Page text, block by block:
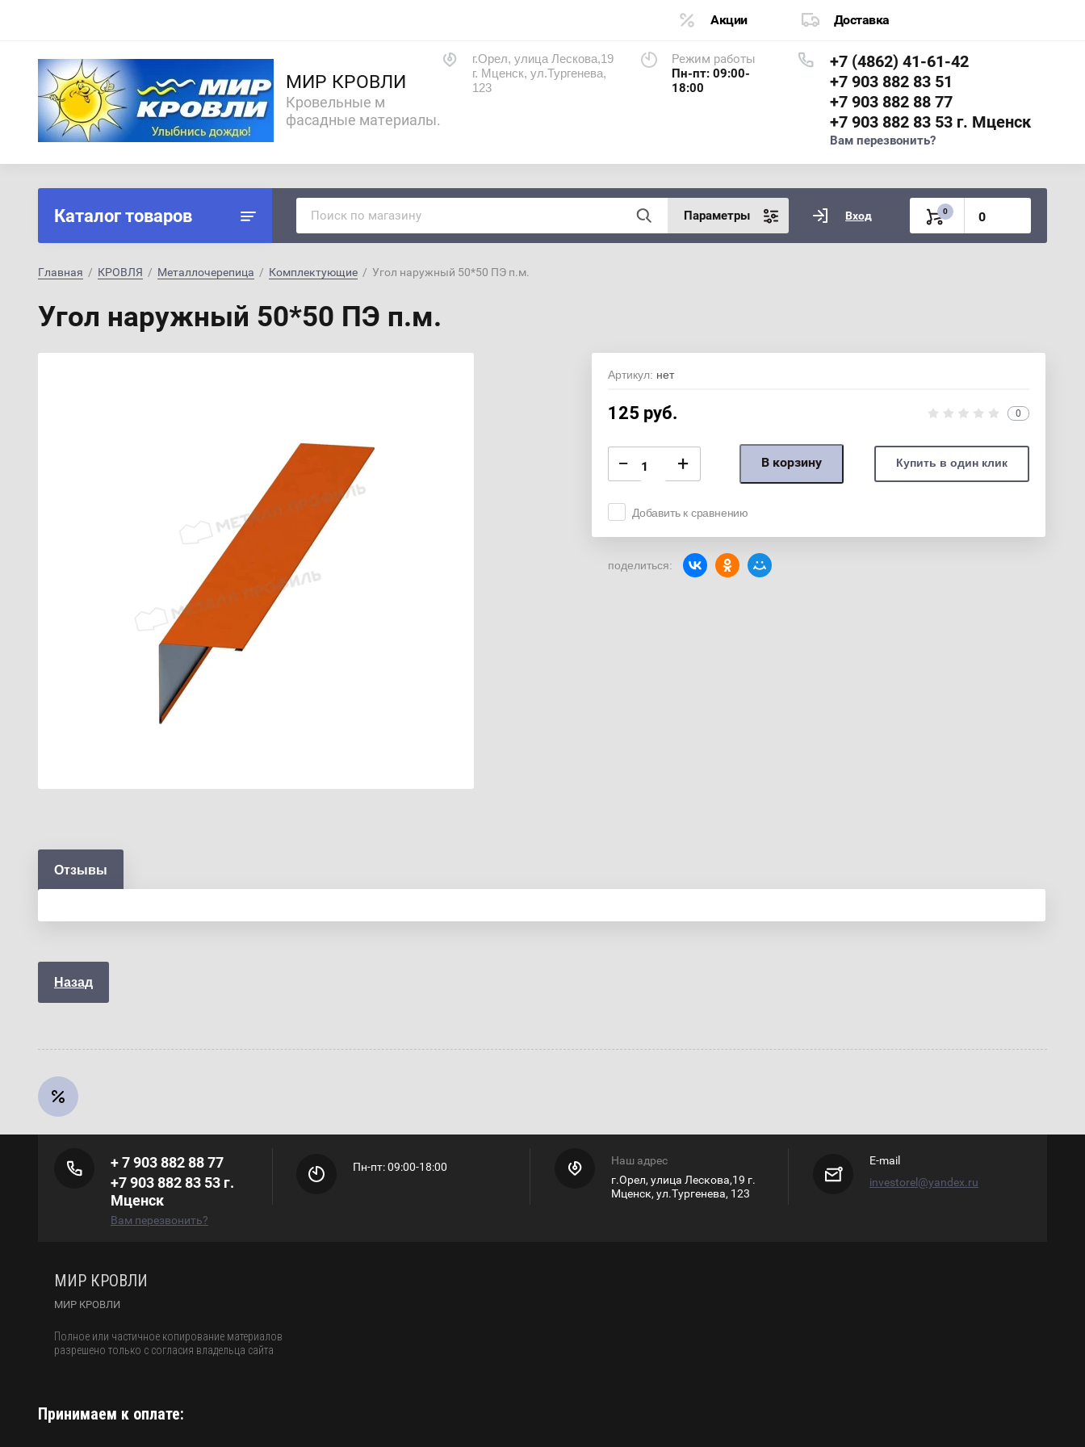
Акции Доставка
МИР КРОВЛИ
Кровельные м
фасадные материалы.
г.Орел, улица Лескова,19
г. Мценск, ул.Тургенева,
123
Режим работы
Пн-пт: 09:00-
18:00
+7 (4862) 41-61-42
+7 903 882 83 51
+7 903 882 88 77
+7 903 882 83 53 г. Мценск
Вам перезвонить?
Каталог товаров Параметры Вход 0 0
Главная
  /
КРОВЛЯ
  /
Металлочерепица
  /
Комплектующие
  /  Угол наружный 50*50 ПЭ п.м.
Угол наружный 50*50 ПЭ п.м.
Артикул: нет
125 руб. 0
− + В корзину Купить в один клик
Добавить к сравнению
поделиться:
Отзывы
Назад
+ 7 903 882 88 77
+7 903 882 83 53 г.
Мценск
Вам перезвонить?
Пн-пт: 09:00-18:00
Наш адрес
г.Орел, улица Лескова,19 г.
Мценск, ул.Тургенева, 123
E-mail
investorel@yandex.ru
МИР КРОВЛИ
МИР КРОВЛИ
Полное или частичное копирование материалов
разрешено только с согласия владельца сайта
Принимаем к оплате: